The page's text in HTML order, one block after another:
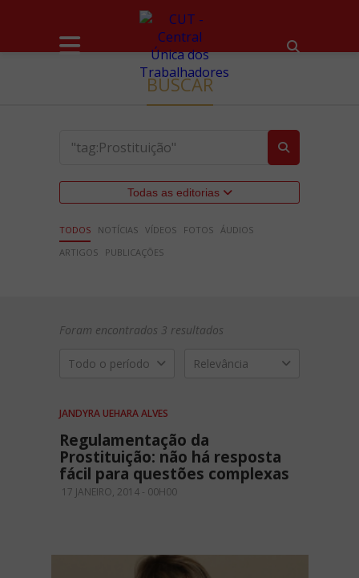
BUSCAR
Todas as editorias
TODOS NOTÍCIAS VÍDEOS FOTOS ÁUDIOS
ARTIGOS
PUBLICAÇÕES
Foram encontrados 3 resultados
Todo o período Relevância
JANDYRA UEHARA ALVES
Regulamentação da
Prostituição: não há resposta
fácil para questões complexas
17 JANEIRO, 2014 - 00H00